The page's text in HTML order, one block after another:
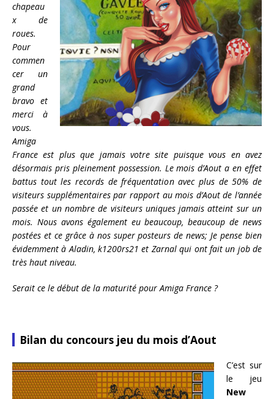
chapeau
x de
roues.
Pour
commen
cer un
grand
bravo et
merci à
vous.
Amiga
France est plus que jamais votre site puisque vous en avez
désormais pris pleinement possession. Le mois d’Aout a en effet
battus tout les records de fréquentation avec plus de 50% de
visiteurs supplémentaires par rapport au mois d’Aout de l’année
passée et un nombre de visiteurs uniques jamais atteint sur un
mois. Nous avons également eu beaucoup, beaucoup de news
postées et ce grâce à nos super posteurs de news; Je pense bien
évidemment à Aladin, k1200rs21 et Zarnal qui ont fait un job de
très haut niveau.
Serait ce le début de la maturité pour Amiga France ?
Bilan du concours jeu du mois d’Aout
C’est sur
le jeu
New